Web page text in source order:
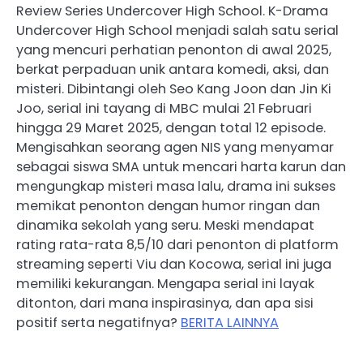
Review Series Undercover High School. K-Drama
Undercover High School menjadi salah satu serial
yang mencuri perhatian penonton di awal 2025,
berkat perpaduan unik antara komedi, aksi, dan
misteri. Dibintangi oleh Seo Kang Joon dan Jin Ki
Joo, serial ini tayang di MBC mulai 21 Februari
hingga 29 Maret 2025, dengan total 12 episode.
Mengisahkan seorang agen NIS yang menyamar
sebagai siswa SMA untuk mencari harta karun dan
mengungkap misteri masa lalu, drama ini sukses
memikat penonton dengan humor ringan dan
dinamika sekolah yang seru. Meski mendapat
rating rata-rata 8,5/10 dari penonton di platform
streaming seperti Viu dan Kocowa, serial ini juga
memiliki kekurangan. Mengapa serial ini layak
ditonton, dari mana inspirasinya, dan apa sisi
positif serta negatifnya? BERITA LAINNYA